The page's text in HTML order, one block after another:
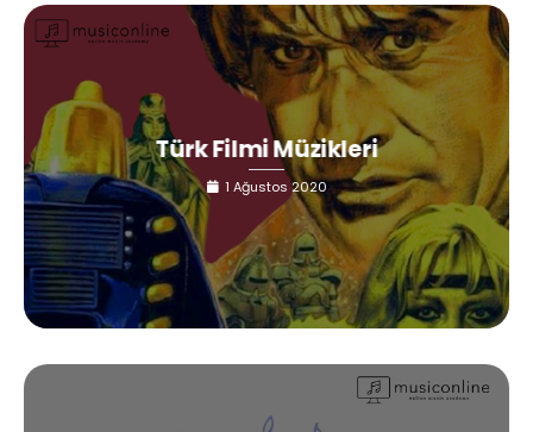
Türk Filmi Müzikleri
1 Ağustos 2020